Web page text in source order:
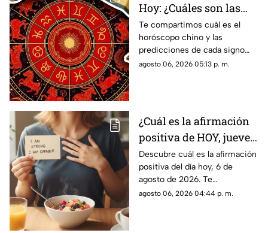
Hoy: ¿Cuáles son las
predicciones para este
jueves 6 de agosto de
2026?
Te compartimos cuál es el
horóscopo chino y las
predicciones de cada signo
para el día de hoy, jueves 6 de
agosto 06, 2026 05:13 p. m.
¿Cuál es la afirmación
positiva de HOY, jueves
6 de agosto de 2026?
Repite estas palabras y
llena tu día de energía
Descubre cuál es la afirmación
positiva del día hoy, 6 de
agosto de 2026. Te
compartimos un mensaje
agosto 06, 2026 04:44 p. m.